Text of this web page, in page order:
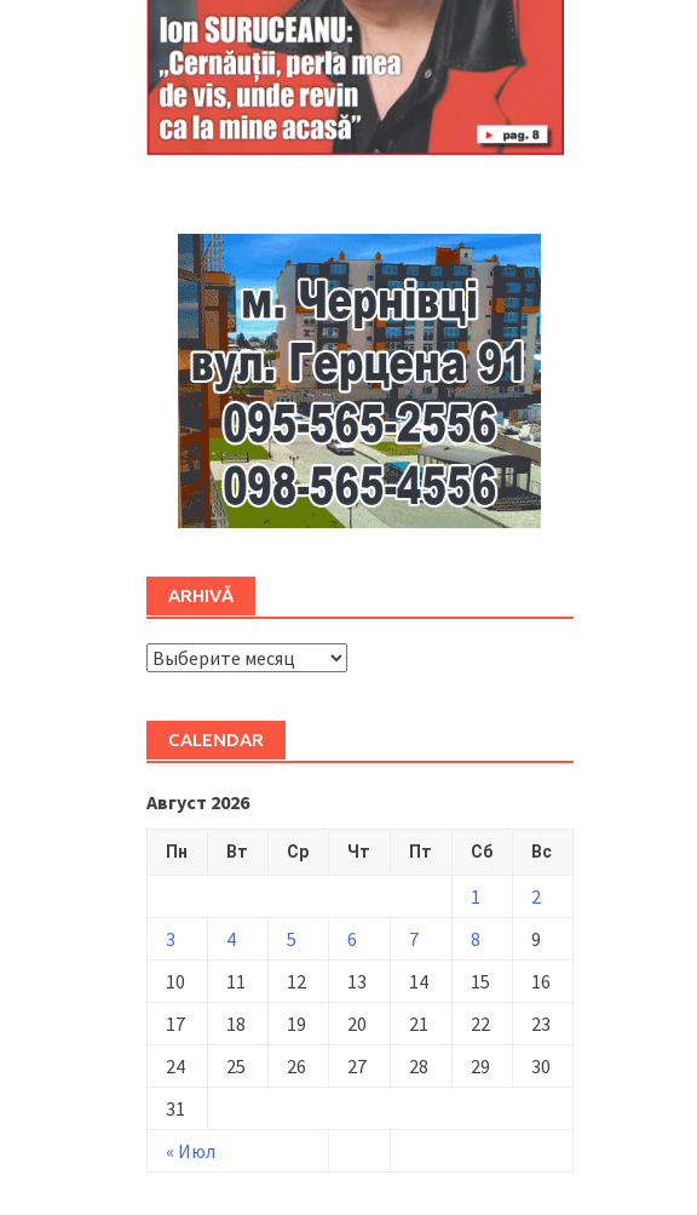
ARHIVĂ
ARHIVĂ
CALENDAR
Август 2026
Пн Вт Ср Чт Пт Сб Вс
« Июл
1
2
3
4 5 6 7 8
9
10
11 12 13 14 15
16
17
18 19 20 21 22
23
24
25 26 27 28 29
30
31